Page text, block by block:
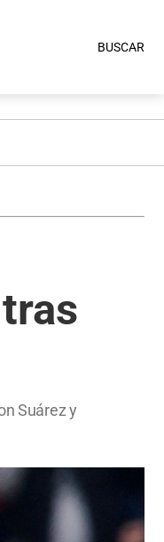
BUSCAR
Suárez y